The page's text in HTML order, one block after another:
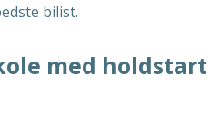
bilist.
med holdstart